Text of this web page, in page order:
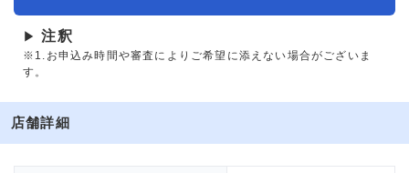
▶ 注釈
※1.お申込み時間や審査によりご希望に添えない場合がございま
す。
店舗詳細